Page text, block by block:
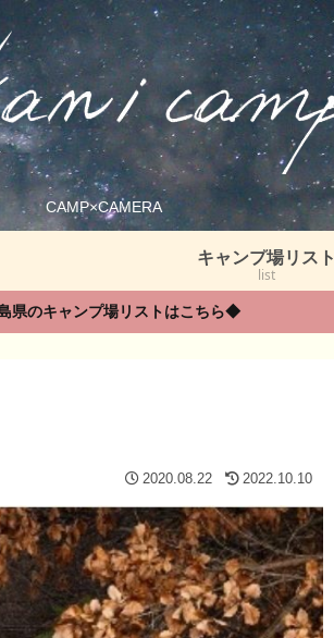
CAMP×CAMERA
キャンプ場リスト
list
県のキャンプ場リストはこちら◆
2020.08.22 2022.10.10